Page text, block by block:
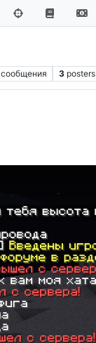
сообщения 3 posters